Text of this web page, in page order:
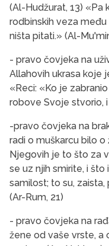
(Al-Hudžurat, 13) «Pa
rodbinskih veza
ništa pitati.» (Al-
- pravo čovjeka na
Allahovih ukrasa koje
«Reci: «Ko je
robove Svoje stvorio,
-pravo čovjeka na
radi o muškarcu bilo
Njegovih je to što za
se uz njih smirite, i
samilost; to su,
(Ar-Rum, 21)
- pravo čovjeka na
žene od vaše vrste, a